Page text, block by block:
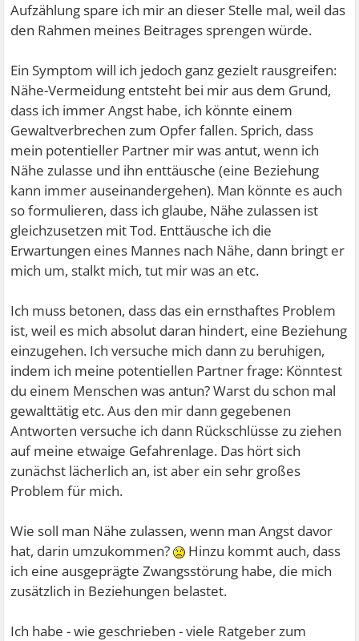
Aufzählung spare ich mir an dieser Stelle mal, weil das
den Rahmen meines Beitrages sprengen würde.
Ein Symptom will ich jedoch ganz gezielt rausgreifen:
Nähe-Vermeidung entsteht bei mir aus dem Grund,
dass ich immer Angst habe, ich könnte einem
Gewaltverbrechen zum Opfer fallen. Sprich, dass
mein potentieller Partner mir was antut, wenn ich
Nähe zulasse und ihn enttäusche (eine Beziehung
kann immer auseinandergehen). Man könnte es auch
so formulieren, dass ich glaube, Nähe zulassen ist
gleichzusetzen mit Tod. Enttäusche ich die
Erwartungen eines Mannes nach Nähe, dann bringt er
mich um, stalkt mich, tut mir was an etc.
Ich muss betonen, dass das ein ernsthaftes Problem
ist, weil es mich absolut daran hindert, eine Beziehung
einzugehen. Ich versuche mich dann zu beruhigen,
indem ich meine potentiellen Partner frage: Könntest
du einem Menschen was antun? Warst du schon mal
gewalttätig etc. Aus den mir dann gegebenen
Antworten versuche ich dann Rückschlüsse zu ziehen
auf meine etwaige Gefahrenlage. Das hört sich
zunächst lächerlich an, ist aber ein sehr großes
Problem für mich.
Wie soll man Nähe zulassen, wenn man Angst davor
hat, darin umzukommen?
Hinzu kommt auch, dass
ich eine ausgeprägte Zwangsstörung habe, die mich
zusätzlich in Beziehungen belastet.
Ich habe - wie geschrieben - viele Ratgeber zum